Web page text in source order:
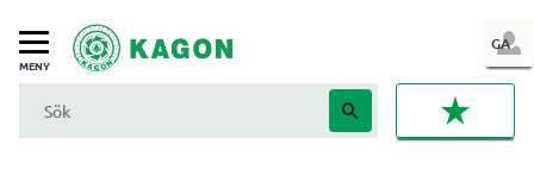
Meny
GA
IN